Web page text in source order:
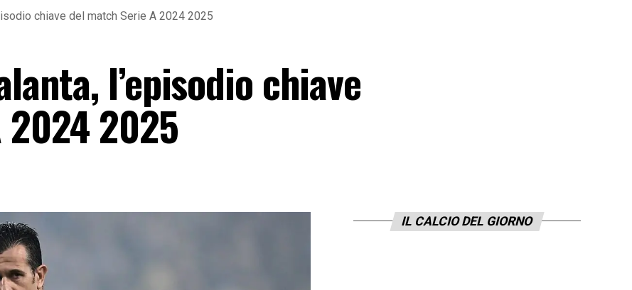
chiave del match Serie A 2024 2025
l’episodio chiave
2025
IL CALCIO DEL GIORNO